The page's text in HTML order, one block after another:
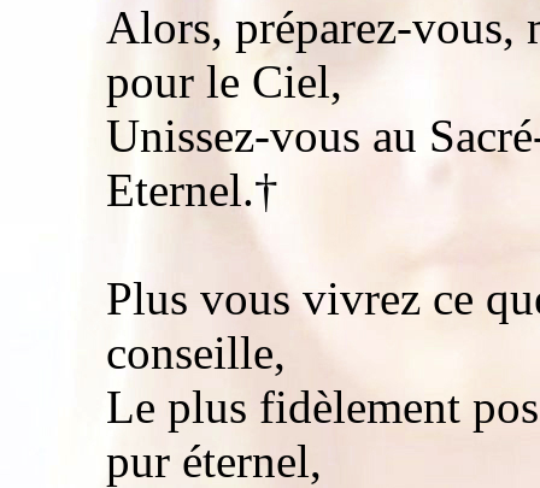
Alors, préparez-vous,
pour le Ciel,
Unissez-vous au
Eternel.†
Plus vous vivrez ce
conseille,
Le plus fidèlement
pur éternel,